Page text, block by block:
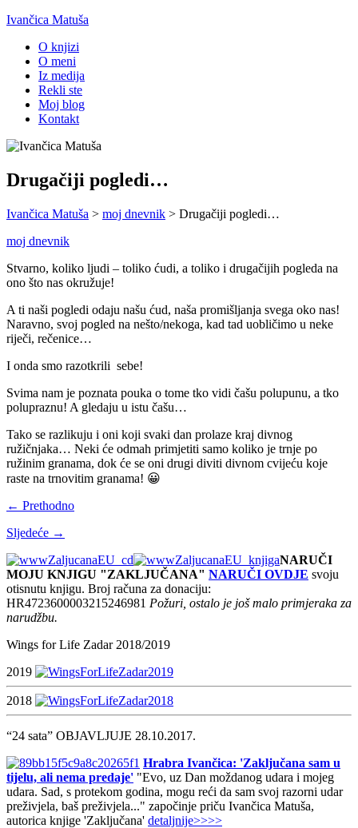
Ivančica Matuša
O knjizi
O meni
Iz medija
Rekli ste
Moj blog
Kontakt
Drugačiji pogledi…
Ivančica Matuša > moj dnevnik > Drugačiji pogledi…
moj dnevnik
Stvarno, koliko ljudi – toliko ćudi, a toliko i drugačijih pogleda na
ono što nas okružuje!
A ti naši pogledi odaju našu ćud, naša promišljanja svega oko nas!
Naravno, svoj pogled na nešto/nekoga, kad tad uobličimo u neke
riječi, rečenice…
I onda smo razotkrili sebe!
Svima nam je poznata pouka o tome tko vidi čašu polupunu, a tko
polupraznu! A gledaju u istu čašu…
Tako se razlikuju i oni koji svaki dan prolaze kraj divnog
ružičnjaka… Neki će odmah primjetiti samo koliko je trnje po
ružinim granama, dok će se oni drugi diviti divnom cvijeću koje
raste na trnovitim granama! 😀
← Prethodno
Sljedeće →
NARUČI
MOJU KNJIGU "ZAKLJUČANA" NARUČI OVDJE svoju
otisnutu knjigu. Broj računa za donaciju:
HR4723600003215246981 Požuri, ostalo je još malo primjeraka za
narudžbu.
Wings for Life Zadar 2018/2019
2019
2018
“24 sata” OBJAVLJUJE 28.10.2017.
Hrabra Ivančica: 'Zaključana sam u
tijelu, ali nema predaje' "Evo, uz Dan moždanog udara i mojeg
udara. Sad, s protekom godina, mogu reći da sam svoj razorni udar
preživjela, baš preživjela..." započinje priču Ivančica Matuša,
autorica knjige 'Zaključana' detaljnije>>>>